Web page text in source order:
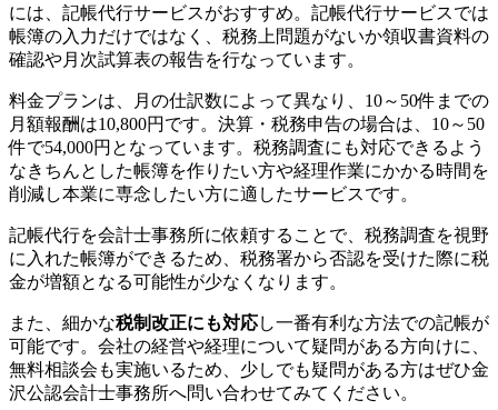
には、記帳代行サービスがおすすめ。記帳代行サービスでは
帳簿の入力だけではなく、税務上問題がないか領収書資料の
確認や月次試算表の報告を行なっています。
料金プランは、月の仕訳数によって異なり、10～50件までの
月額報酬は10,800円です。決算・税務申告の場合は、10～50
件で54,000円となっています。税務調査にも対応できるよう
なきちんとした帳簿を作りたい方や経理作業にかかる時間を
削減し本業に専念したい方に適したサービスです。
記帳代行を会計士事務所に依頼することで、税務調査を視野
に入れた帳簿ができるため、税務署から否認を受けた際に税
金が増額となる可能性が少なくなります。
また、細かな税制改正にも対応し一番有利な方法での記帳が
可能です。会社の経営や経理について疑問がある方向けに、
無料相談会も実施いるため、少しでも疑問がある方はぜひ金
沢公認会計士事務所へ問い合わせてみてください。